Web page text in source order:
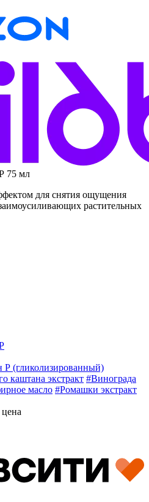
75 мл
для снятия ощущения
растительных
Р (гликолизированный)
каштана экстракт #Винограда
масло #Ромашки экстракт